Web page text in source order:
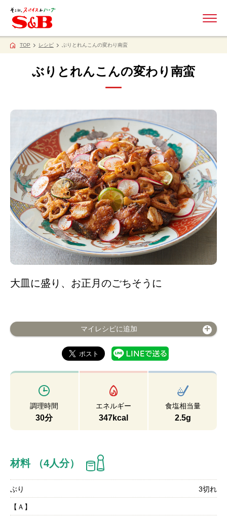
TOP レシピ ぶりとれんこんの変わり南蛮
ぶりとれんこんの変わり南蛮
大皿に盛り、お正月のごちそうに
マイレシピに追加
調理時間
30分
エネルギー
347kcal
食塩相当量
2.5g
材料 （4人分）
ぶり 3切れ
【Ａ】